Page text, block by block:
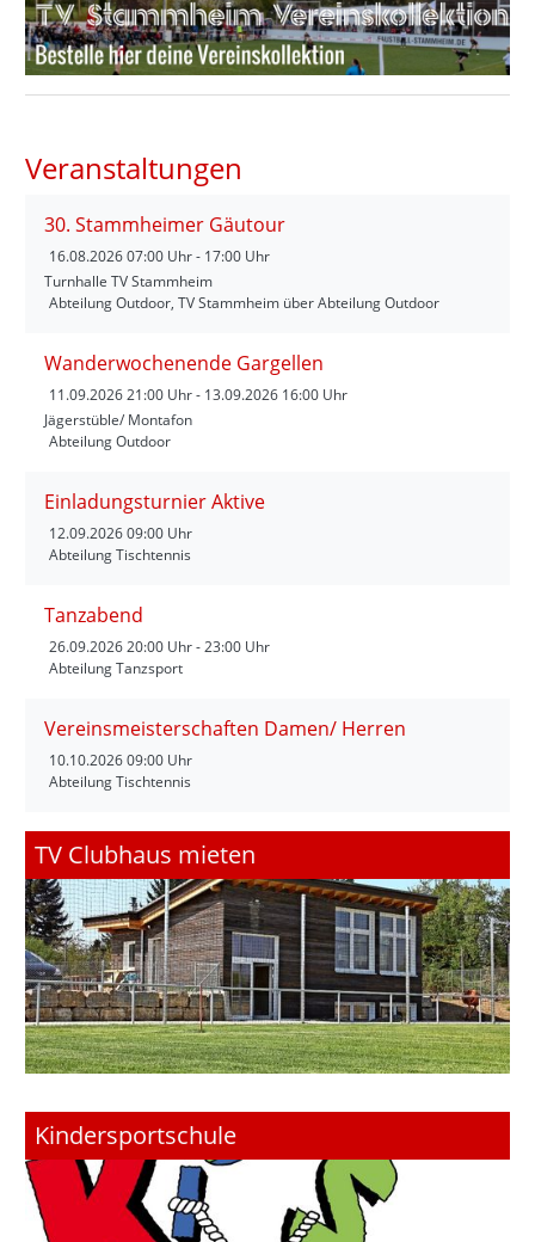
Veranstaltungen
30. Stammheimer Gäutour
16.08.202607:00 Uhr - 17:00 Uhr
Turnhalle TV Stammheim
Abteilung Outdoor, TV Stammheim über Abteilung Outdoor
Wanderwochenende Gargellen
11.09.202621:00 Uhr - 13.09.2026 16:00 Uhr
Jägerstüble/ Montafon
Abteilung Outdoor
Einladungsturnier Aktive
12.09.202609:00 Uhr
Abteilung Tischtennis
Tanzabend
26.09.202620:00 Uhr - 23:00 Uhr
Abteilung Tanzsport
Vereinsmeisterschaften Damen/ Herren
10.10.202609:00 Uhr
Abteilung Tischtennis
TV Clubhaus mieten
Kindersportschule